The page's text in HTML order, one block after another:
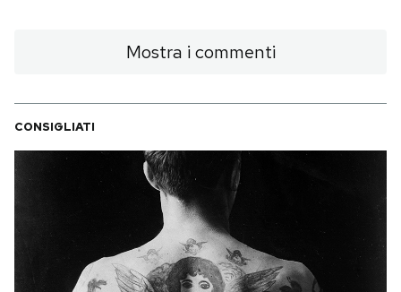
AREA PERSONALE
Area Personale
Notifiche mobile
Regala il Post
Hai bisogno di aiuto?
Mostra i commenti
CONSIGLIATI